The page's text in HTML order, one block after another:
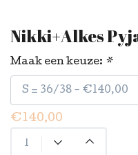
Nikki+Alkes
Maak een keuze: *
€140,00